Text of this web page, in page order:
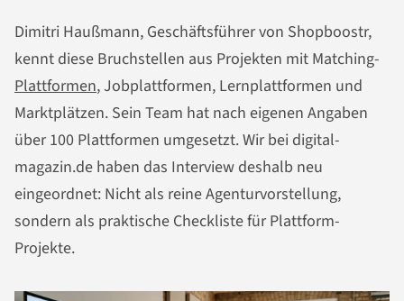
Dimitri Haußmann, Geschäftsführer von Shopboostr,
kennt diese Bruchstellen aus Projekten mit Matching-
Plattformen, Jobplattformen, Lernplattformen und
Marktplätzen. Sein Team hat nach eigenen Angaben
über 100 Plattformen umgesetzt. Wir bei digital-
magazin.de haben das Interview deshalb neu
eingeordnet: Nicht als reine Agenturvorstellung,
sondern als praktische Checkliste für Plattform-
Projekte.